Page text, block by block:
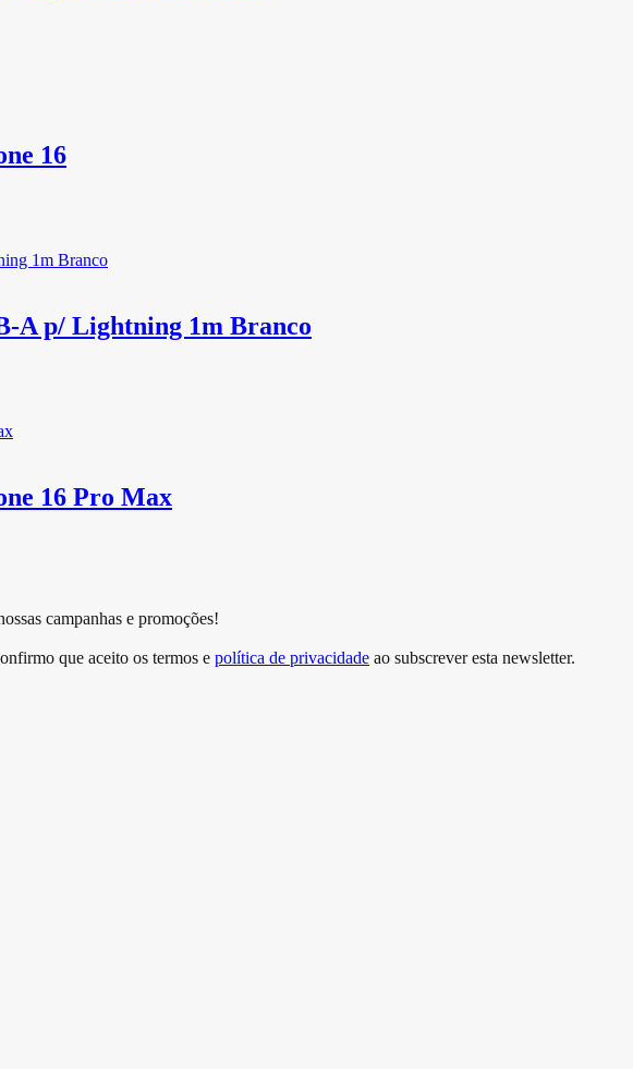
16
A p/ Lightning 1m Branco
16 Pro Max
campanhas e promoções!
que aceito os termos e política de privacidade ao subscrever esta newsletter.